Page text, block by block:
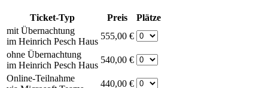
Ticket-Typ Preis
Plätze
mit Übernachtung
im Heinrich Pesch Haus
555,00 €
ohne Übernachtung
im Heinrich Pesch Haus
540,00 €
Online-Teilnahme
440,00 €